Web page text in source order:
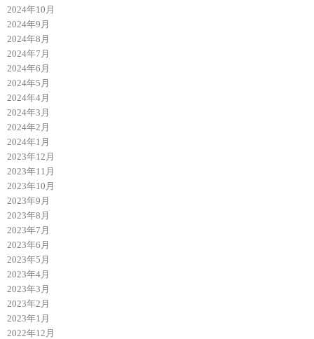
2024年10月
2024年9月
2024年8月
2024年7月
2024年6月
2024年5月
2024年4月
2024年3月
2024年2月
2024年1月
2023年12月
2023年11月
2023年10月
2023年9月
2023年8月
2023年7月
2023年6月
2023年5月
2023年4月
2023年3月
2023年2月
2023年1月
2022年12月